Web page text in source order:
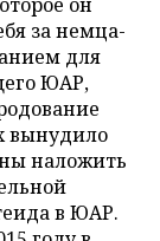
за немца-
для
ЮАР,
вынудило
наложить
в ЮАР.